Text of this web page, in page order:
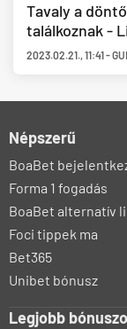
Tavaly a
találkoznak -
2023.02.21.,11:41-
Népszerű
BoaBet
Forma 1 fogadás
BoaBet alternatív
Foci tippek ma
Bet365
Unibet bónusz
Legjobb